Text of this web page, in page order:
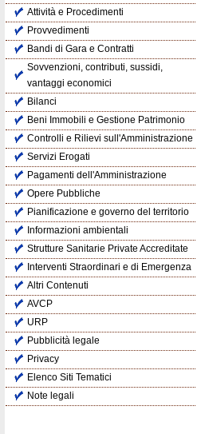
Attività e Procedimenti
Provvedimenti
Bandi di Gara e Contratti
Sovvenzioni, contributi, sussidi,
vantaggi economici
Bilanci
Beni Immobili e Gestione Patrimonio
Controlli e Rilievi sull'Amministrazione
Servizi Erogati
Pagamenti dell'Amministrazione
Opere Pubbliche
Pianificazione e governo del territorio
Informazioni ambientali
Strutture Sanitarie Private Accreditate
Interventi Straordinari e di Emergenza
Altri Contenuti
AVCP
URP
Pubblicità legale
Privacy
Elenco Siti Tematici
Note legali